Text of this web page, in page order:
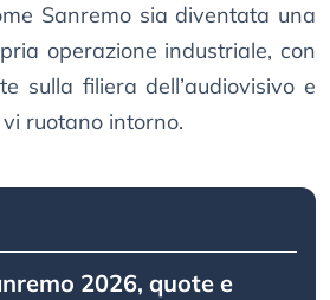
Sanremo sia diventata una
operazione industriale, con
sulla filiera dell’audiovisivo e
ruotano intorno.
2026, quote e